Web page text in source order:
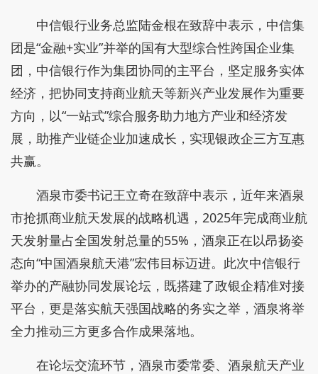
中信银行业务总监陆金根在致辞中表示，中信集
团是“金融+实业”并举的国有大型综合性跨国企业集
团，中信银行作为集团协同的主平台，坚定服务实体
经济，把协同支持商业航天等新兴产业发展作为重要
方向，以“一站式”综合服务助力地方产业和经济发
展，助推产业链企业加速成长，实现银政企三方互惠
共赢。
酒泉市委书记王立奇在致辞中表示，近年来酒泉
市抢抓商业航天发展的战略机遇，2025年完成商业航
天发射量占全国发射总量的55%，酒泉正在以昂扬姿
态向“中国酒泉航天港”宏伟目标迈进。此次中信银行
举办的产融协同发展论坛，既搭建了政银企精准对接
平台，更是落实航天强国战略的务实之举，酒泉将举
全力推动三方更多合作成果落地。
在论坛交流环节，酒泉市委常委、酒泉航天产业